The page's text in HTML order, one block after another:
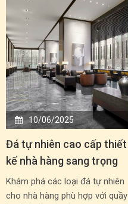
10/06/2025
Đá tự nhiên cao cấp thiết
kế nhà hàng sang trọng
Khám phá các loại đá tự nhiên
cho nhà hàng phù hợp với quầy